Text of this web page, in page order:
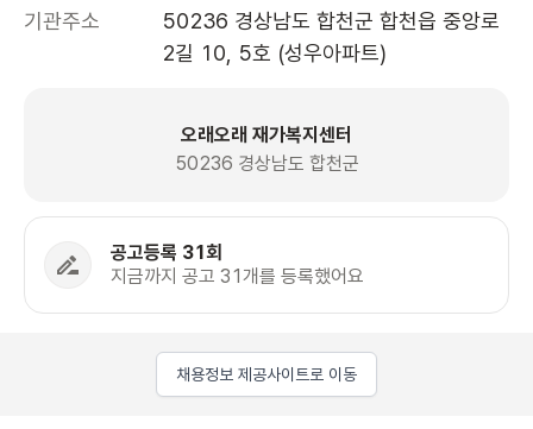
기관주소
50236 경상남도 합천군 합천읍 중앙로
2길 10, 5호 (성우아파트)
오래오래 재가복지센터
50236 경상남도 합천군
공고등록 31회
지금까지 공고 31개를 등록했어요
채용정보 제공사이트로 이동